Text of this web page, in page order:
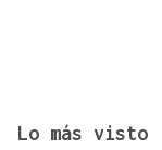
Lo más visto